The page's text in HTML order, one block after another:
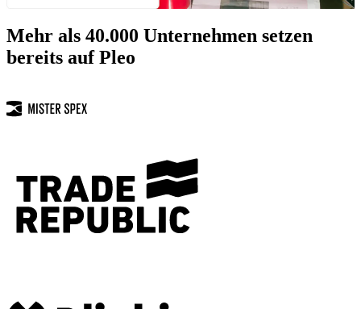
Mehr als 40.000 Unternehmen setzen
bereits auf Pleo